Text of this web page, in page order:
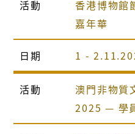
活動
香港博物
嘉年華
日期 1 -
活動
澳門非物質
2025 — 學